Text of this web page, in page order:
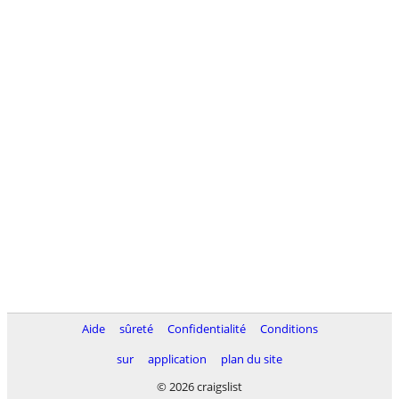
Aide sûreté Confidentialité
Conditions
sur
application
plan du site
© 2026 craigslist